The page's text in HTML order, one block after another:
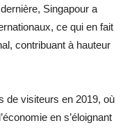
Singapour a
ce qui en fait
contribuant à hauteur
de visiteurs en 2019, où
en s’éloignant